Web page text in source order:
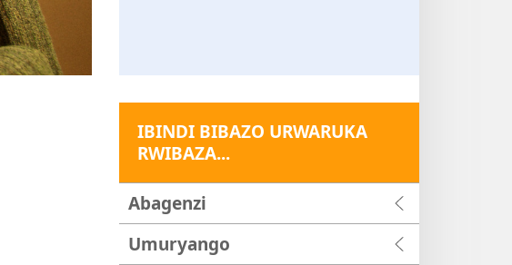
IBINDI BIBAZO URWARUKA
RWIBAZA...
Abagenzi
Umuryango